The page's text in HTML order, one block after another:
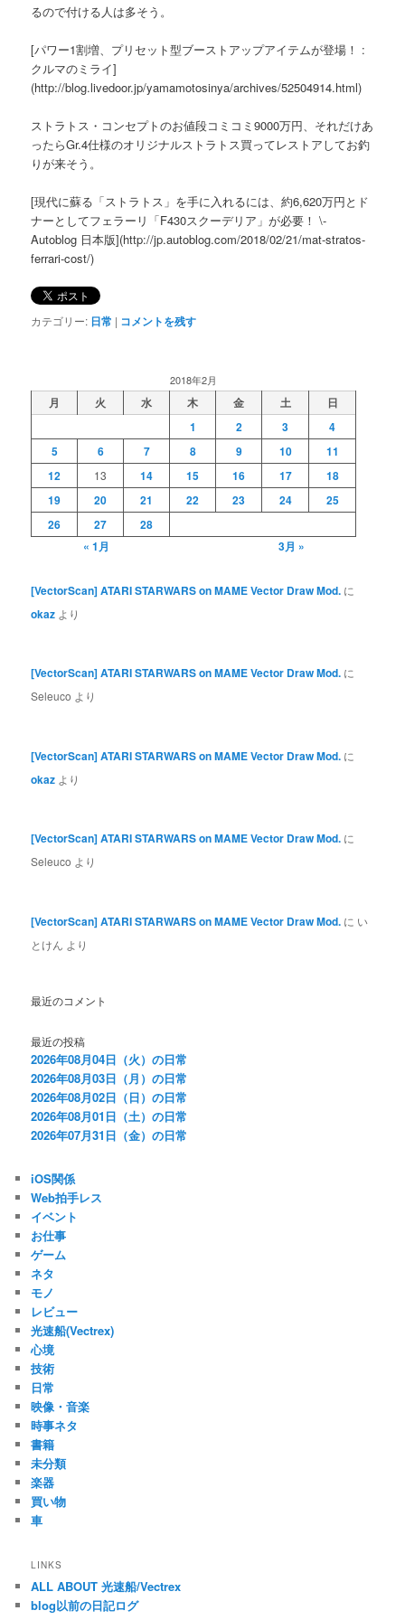
るので付ける人は多そう。
[パワー1割増、プリセット型ブーストアップアイテムが登場！ :
クルマのミライ]
(http://blog.livedoor.jp/yamamotosinya/archives/52504914.html)
ストラトス・コンセプトのお値段コミコミ9000万円、それだけあ
ったらGr.4仕様のオリジナルストラトス買ってレストアしてお釣
りが来そう。
[現代に蘇る「ストラトス」を手に入れるには、約6,620万円とド
ナーとしてフェラーリ「F430スクーデリア」が必要！ \-
Autoblog 日本版](http://jp.autoblog.com/2018/02/21/mat-stratos-
ferrari-cost/)
カテゴリー: 日常 | コメントを残す
2018年2月
月 火 水 木 金 土
日
1
2 3
4
5
6 7 8 9 10
11
12
13 14 15 16 17
18
19
20 21 22 23 24
25
26
27
28
« 1月
3月 »
[VectorScan] ATARI STARWARS on MAME Vector Draw Mod. に
okaz より
[VectorScan] ATARI STARWARS on MAME Vector Draw Mod. に
Seleuco より
[VectorScan] ATARI STARWARS on MAME Vector Draw Mod. に
okaz より
[VectorScan] ATARI STARWARS on MAME Vector Draw Mod. に
Seleuco より
[VectorScan] ATARI STARWARS on MAME Vector Draw Mod. に い
とけん より
最近のコメント
最近の投稿
2026年08月04日（火）の日常
2026年08月03日（月）の日常
2026年08月02日（日）の日常
2026年08月01日（土）の日常
2026年07月31日（金）の日常
iOS関係
Web拍手レス
イベント
お仕事
ゲーム
ネタ
モノ
レビュー
光速船(Vectrex)
心境
技術
日常
映像・音楽
時事ネタ
書籍
未分類
楽器
買い物
車
LINKS
ALL ABOUT 光速船/Vectrex
blog以前の日記ログ